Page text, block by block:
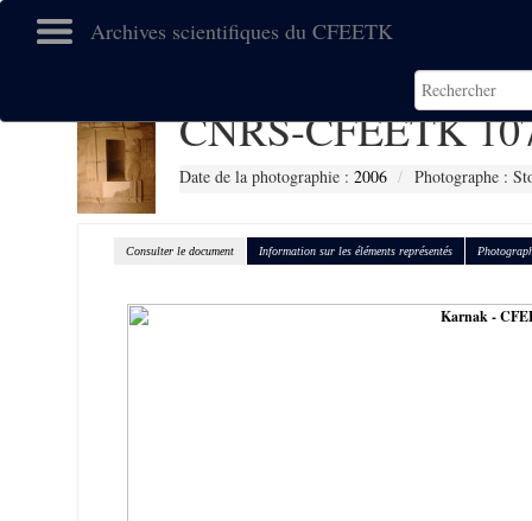
Archives scientifiques du CFEETK
CNRS-CFEETK
Date de la photographie : 2006 Photographe :
Consulter le document Information sur les éléments représentés